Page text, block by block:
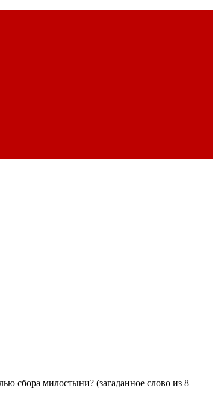
сбора милостыни? (загаданное слово из 8